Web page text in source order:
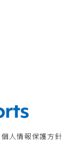
個⼈情報保護⽅針